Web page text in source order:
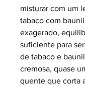
misturar com um
tabaco com
exagerado,
suficiente para
de tabaco e
cremosa, quase
quente que corta